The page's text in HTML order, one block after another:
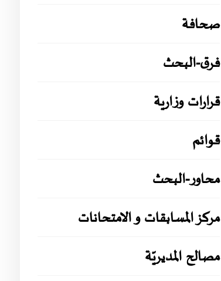
صحافة
فرق-البحث
قرارات وزارية
قوائم
محاور-البحث
مركز المسابقات و الامتحانات
مصالح المديريّة